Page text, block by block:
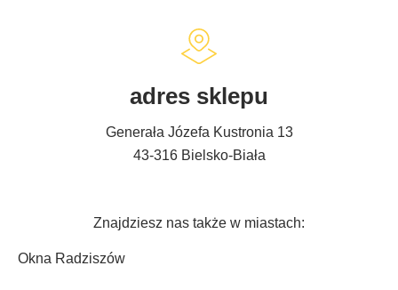
adres sklepu
Generała Józefa Kustronia 13
43-316 Bielsko-Biała
Znajdziesz nas także w miastach:
Okna Radziszów